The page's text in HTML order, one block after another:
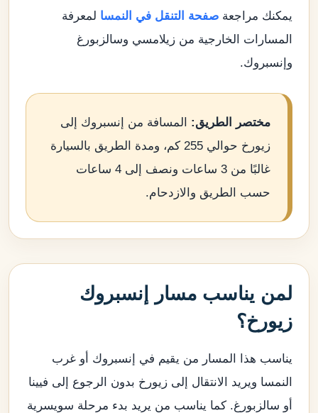
يمكنك مراجعة صفحة التنقل في النمسا لمعرفة
المسارات الخارجية من زيلامسي وسالزبورغ
وإنسبروك.
مختصر الطريق: المسافة من إنسبروك إلى
زيورخ حوالي 255 كم، ومدة الطريق بالسيارة
غالبًا من 3 ساعات ونصف إلى 4 ساعات
حسب الطريق والازدحام.
لمن يناسب مسار إنسبروك
زيورخ؟
يناسب هذا المسار من يقيم في إنسبروك أو غرب
النمسا ويريد الانتقال إلى زيورخ بدون الرجوع إلى فيينا
أو سالزبورغ. كما يناسب من يريد بدء مرحلة سويسرية